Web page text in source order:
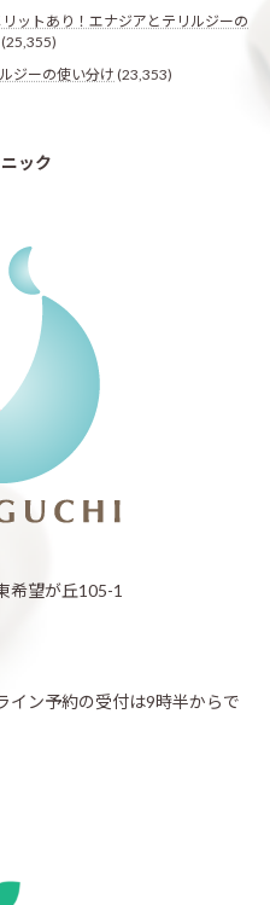
ットあり！エナジアとテリルジーの
(25,355)
ジーの使い分け (23,353)
ック
希望が丘105-1
ン予約の受付は9時半からで